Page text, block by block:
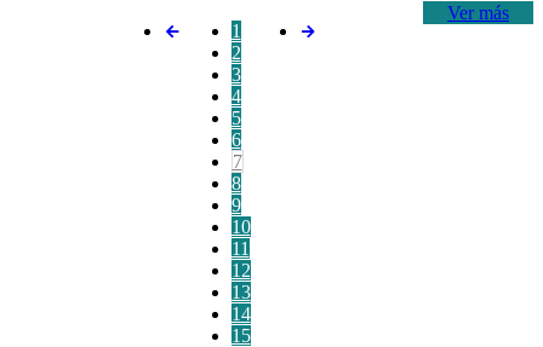
Ver más
1
2
3
4
5
6
7
8
9
10
11
12
13
14
15